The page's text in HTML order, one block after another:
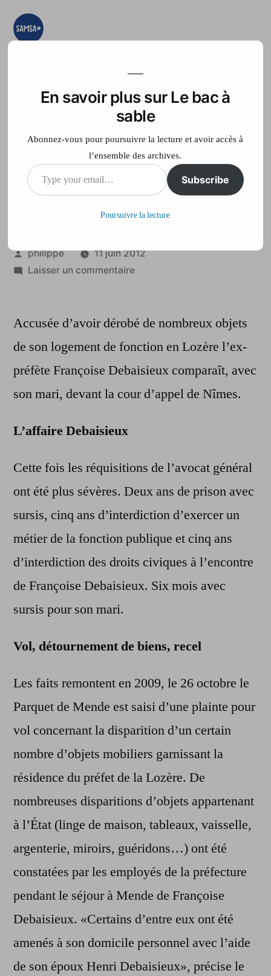
Aller
teste, on expérimente
Accueil France Télé
Lozère: l’ex-préfète
jugée pour vol
Publié
par
philippe
11 juin 2012
Laisser un commentairesur
préfète
pour
vol
Accusée d’avoir dérobé de nombreux objets
de son logement de fonction en Lozère l’ex-
préfète Françoise Debaisieux comparaît, avec
son mari, devant la cour d’appel de Nîmes.
L’affaire Debaisieux
Cette fois les réquisitions de l’avocat général
ont été plus sévères. Deux ans de prison avec
sursis, cinq ans d’interdiction d’exercer un
métier de la fonction publique et cinq ans
d’interdiction des droits civiques à l’encontre
de Françoise Debaisieux. Six mois avec
sursis pour son mari.
Vol, détournement de biens, recel
Les faits remontent en 2009, le 26 octobre le
Parquet de Mende est saisi d’une plainte pour
vol concernant la disparition d’un certain
nombre d’objets mobiliers garnissant la
résidence du préfet de la Lozère. De
nombreuses disparitions d’objets appartenant
à l’État (linge de maison, tableaux, vaisselle,
argenterie, miroirs, guéridons…) ont été
constatées par les employés de la préfecture
pendant le séjour à Mende de Françoise
Debaisieux. «Certains d’entre eux ont été
amenés à son domicile personnel avec l’aide
de son époux Henri Debaisieux», précise le
En savoir plus sur Le bac à
sable
Abonnez-vous pour poursuivre la lecture et avoir accès à
l’ensemble des archives.
Type
your
Subscribe
Poursuivre la lecture